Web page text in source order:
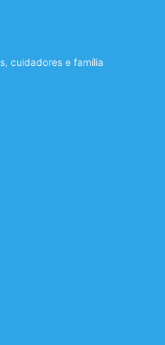
cuidadores e família